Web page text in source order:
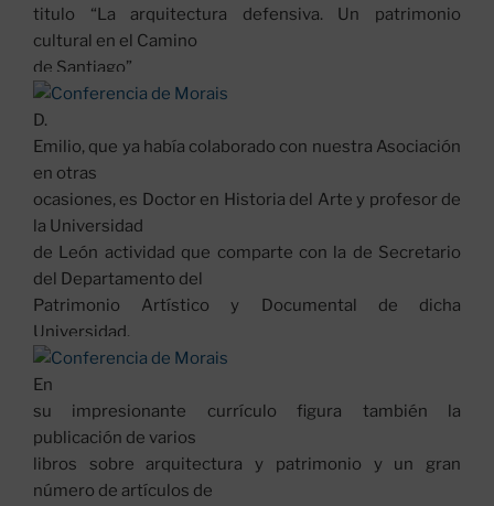
titulo “La arquitectura defensiva. Un patrimonio
cultural en el Camino
de Santiago”
D.
Emilio, que ya había colaborado con nuestra Asociación
en otras
ocasiones, es Doctor en Historia del Arte y profesor de
la Universidad
de León actividad que comparte con la de Secretario
del Departamento del
Patrimonio Artístico y Documental de dicha
Universidad.
En
su impresionante currículo figura también la
publicación de varios
libros sobre arquitectura y patrimonio y un gran
número de artículos de